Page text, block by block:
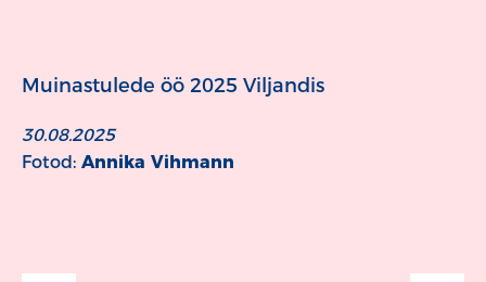
Muinastulede öö 2025 Viljandis
30.08.2025
Fotod: Annika Vihmann